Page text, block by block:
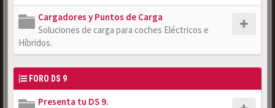
Cargadores y Puntos de Carga
Soluciones de carga para coches Eléctricos e
Híbridos.
FORO DS 9
Presenta tu DS 9.